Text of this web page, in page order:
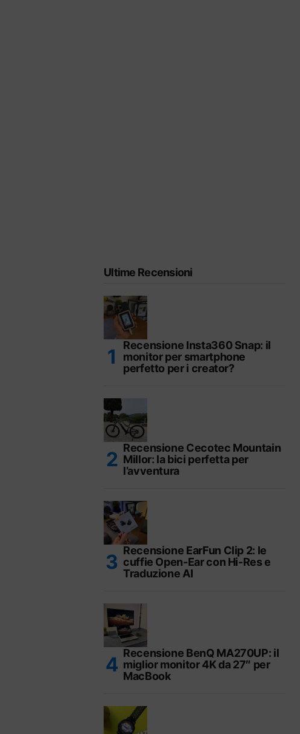
Ultime Recensioni
Recensione Insta360 Snap: il
monitor per smartphone
perfetto per i creator?
Recensione Cecotec Mountain
Millor: la bici perfetta per
l’avventura
Recensione EarFun Clip 2: le
cuffie Open-Ear con Hi-Res e
Traduzione AI
Recensione BenQ MA270UP: il
miglior monitor 4K da 27″ per
MacBook